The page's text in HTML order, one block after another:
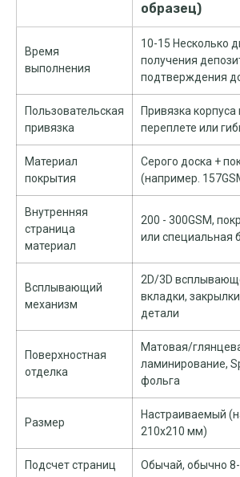
образец)
Время
выполнения
10-15 Несколько
получения
подтверждения
Пользовательская
привязка
Привязка
переплете или
Материал
покрытия
Серого доска +
(например.
Внутренняя
страница
материал
200 - 300GSM,
или специальная
Всплывающий
механизм
2D/3D
вкладки,
детали
Поверхностная
отделка
Матовая/
ламинирование,
фольга
Размер
Настраиваемый
210x210 мм)
Подсчет страниц Обычай, обычно